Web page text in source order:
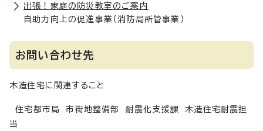
出張！家庭の防災教室のご案内
自助力向上の促進事業（消防局所管事業）
お問い合わせ先
木造住宅に関連すること
住宅都市局 市街地整備部 耐震化支援課 木造住宅耐震担
当